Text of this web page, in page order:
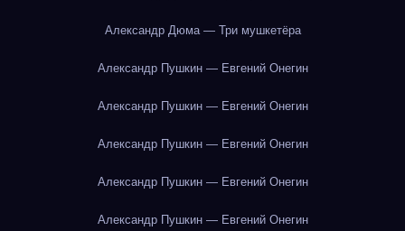
Александр Дюма — Три мушкетёра
Александр Пушкин — Евгений Онегин
Александр Пушкин — Евгений Онегин
Александр Пушкин — Евгений Онегин
Александр Пушкин — Евгений Онегин
Александр Пушкин — Евгений Онегин